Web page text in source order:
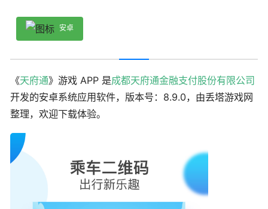
安卓
《天府通》游戏 APP 是成都天府通金融支付股份有限公司
开发的安卓系统应用软件，版本号：8.9.0，由丢塔游戏网
整理，欢迎下载体验。